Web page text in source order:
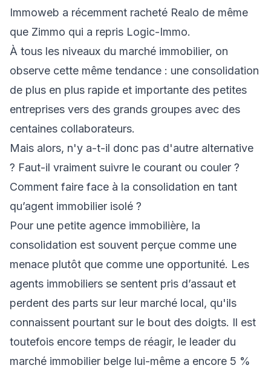
Immoweb a récemment racheté Realo de même
que Zimmo qui a repris Logic-Immo.
À tous les niveaux du marché immobilier, on
observe cette même tendance : une consolidation
de plus en plus rapide et importante des petites
entreprises vers des grands groupes avec des
centaines collaborateurs.
Mais alors, n'y a-t-il donc pas d'autre alternative
? Faut-il vraiment suivre le courant ou couler ?
Comment faire face à la consolidation en tant
qu’agent immobilier isolé ?
Pour une petite agence immobilière, la
consolidation est souvent perçue comme une
menace plutôt que comme une opportunité. Les
agents immobiliers se sentent pris d’assaut et
perdent des parts sur leur marché local, qu'ils
connaissent pourtant sur le bout des doigts. Il est
toutefois encore temps de réagir, le leader du
marché immobilier belge lui-même a encore 5 %